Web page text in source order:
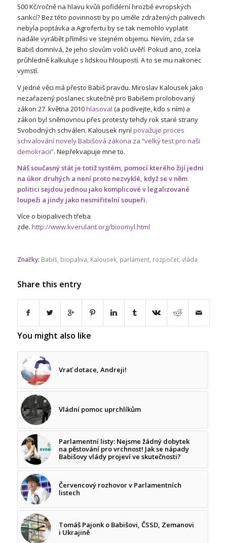
500 Kč/ročně na hlavu kvůli pofidérní hrozbě evropských
sankcí? Bez této povinnosti by po uměle zdražených palivech
nebyla poptávka a Agrofertu by se tak nemohlo vyplatit
nadále vyrábět příměsi ve stejném objemu. Nevím, zda se
Babiš domnívá, že jeho slovům voliči uvěří. Pokud ano, zcela
průhledně kalkuluje s lidskou hloupostí. A to se mu nakonec
vymstí.
V jedné věci má přesto Babiš pravdu. Miroslav Kalousek jako
nezařazený poslanec skutečně pro Babišem prolobovaný
zákon 27. května 2010hlasoval (a podívejte, kdo s ním) a
zákon byl sněmovnou přes protesty tehdy rok staré strany
Svobodných schválen. Kalousek nynípovažuje proces
schvalování novely Babišová zákona za “velký test pro naši
demokracii”. Nepřekvapuje mne to.
Náš současný stát je totiž systém, pomocí kterého žijí jedni
na úkor druhých a není proto nezvyklé, když se v něm
politici sejdou jednou jako komplicové v legalizované
loupeži a jindy jako nesmiřitelní soupeři.
Více o biopalivech třeba
zde. http://www.kverulant.org/bioomyl.html
Značky: Babiš biopaliva Kalousek, parlament, rozpočet, vláda
Share this entry
You might also like
Vrať dotace, Andreji!
Vládní pomoc uprchlíkům
Parlamentní listy: Nejsme žádný dobytek
na pěstování pro vrchnost! Jak se nápady
Babišovy vlády projeví ve skutečnosti?
Červencový rozhovor v Parlamentních
listech
Tomáš Pajonk o Babišovi, ČSSD, Zemanovi
i Ukrajině